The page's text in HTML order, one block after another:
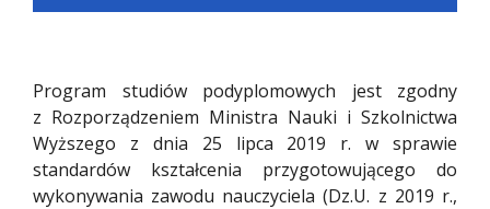
Program studiów podyplomowych jest zgodny
z Rozporządzeniem Ministra Nauki i Szkolnictwa
Wyższego z dnia 25 lipca 2019 r. w sprawie
standardów kształcenia przygotowującego do
wykonywania zawodu nauczyciela (Dz.U. z 2019 r.,